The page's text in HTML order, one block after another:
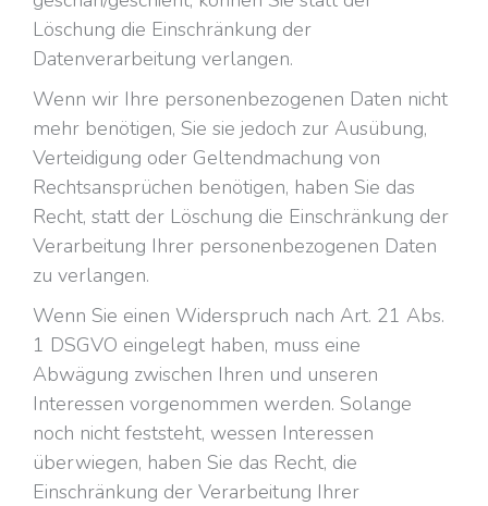
Löschung die Einschränkung der
Datenverarbeitung verlangen.
Wenn wir Ihre personenbezogenen Daten nicht
mehr benötigen, Sie sie jedoch zur Ausübung,
Verteidigung oder Geltendmachung von
Rechtsansprüchen benötigen, haben Sie das
Recht, statt der Löschung die Einschränkung der
Verarbeitung Ihrer personenbezogenen Daten
zu verlangen.
Wenn Sie einen Widerspruch nach Art. 21 Abs.
1 DSGVO eingelegt haben, muss eine
Abwägung zwischen Ihren und unseren
Interessen vorgenommen werden. Solange
noch nicht feststeht, wessen Interessen
überwiegen, haben Sie das Recht, die
Einschränkung der Verarbeitung Ihrer